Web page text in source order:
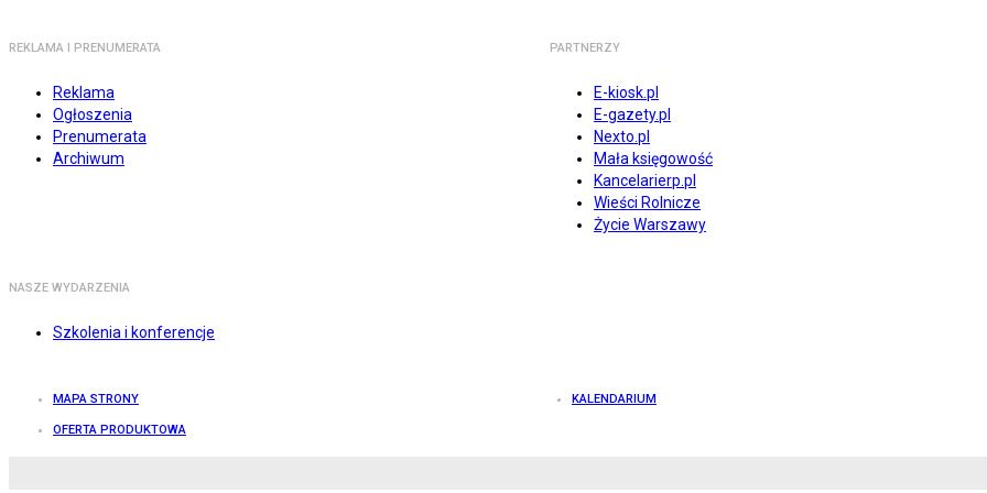
REKLAMA I PRENUMERATA
Reklama
Ogłoszenia
Prenumerata
Archiwum
PARTNERZY
E-kiosk.pl
E-gazety.pl
Nexto.pl
Mała księgowość
Kancelarierp.pl
Wieści Rolnicze
Życie Warszawy
NASZE WYDARZENIA
Szkolenia i konferencje
MAPA STRONY KALENDARIUM
OFERTA PRODUKTOWA